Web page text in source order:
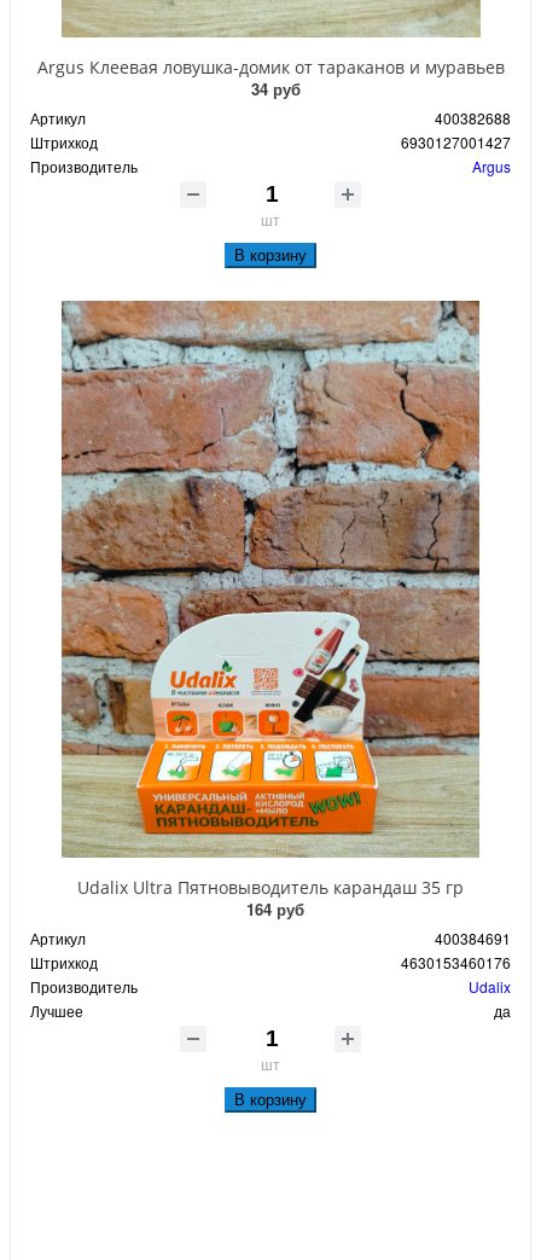
Argus Клеевая ловушка-домик от тараканов и муравьев
34 руб
Артикул
400382688
Штрихкод
6930127001427
Производитель
Argus
шт
В корзину
Udalix Ultra Пятновыводитель карандаш 35 гр
164 руб
Артикул
400384691
Штрихкод
4630153460176
Производитель
Udalix
Лучшее
да
шт
В корзину